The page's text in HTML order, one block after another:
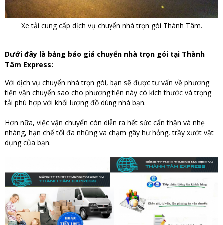
Xe tải cung cấp dịch vụ chuyển nhà trọn gói Thành Tâm.
Dưới đây là bảng báo giá chuyển nhà trọn gói tại Thành
Tâm Express:
Với dịch vụ chuyển nhà trọn gói, bạn sẽ được tư vấn về phương
tiện vận chuyển sao cho phương tiện này có kích thước và trọng
tải phù hợp với khối lượng đồ dùng nhà bạn.
Hơn nữa, việc vận chuyển còn diễn ra hết sức cẩn thận và nhẹ
nhàng, hạn chế tối đa những va chạm gây hư hỏng, trầy xướt vật
dụng của bạn.